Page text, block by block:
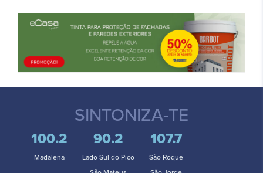
SINTONIZA-TE
100.2
Madalena
90.2
Lado Sul do Pico
107.7
São Roque